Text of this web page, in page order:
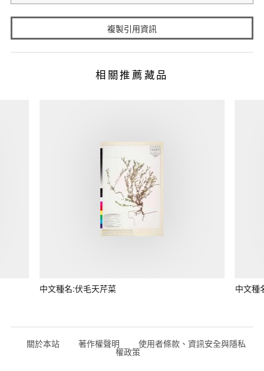
複製引用資訊
相關推薦藏品
中文種名:伏毛天芹菜 中文種
關於本站 著作權聲明 使用者條款、資訊安全與隱私
權政策